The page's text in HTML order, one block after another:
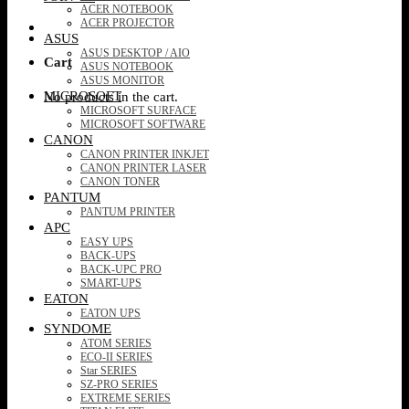
Cart
No products in the cart.
ACER NOTEBOOK
ACER PROJECTOR
ASUS
ASUS DESKTOP / AIO
ASUS NOTEBOOK
ASUS MONITOR
MICROSOFT
MICROSOFT SURFACE
MICROSOFT SOFTWARE
CANON
CANON PRINTER INKJET
CANON PRINTER LASER
CANON TONER
PANTUM
PANTUM PRINTER
APC
EASY UPS
BACK-UPS
BACK-UPC PRO
SMART-UPS
EATON
EATON UPS
SYNDOME
ATOM SERIES
ECO-II SERIES
Star SERIES
SZ-PRO SERIES
EXTREME SERIES